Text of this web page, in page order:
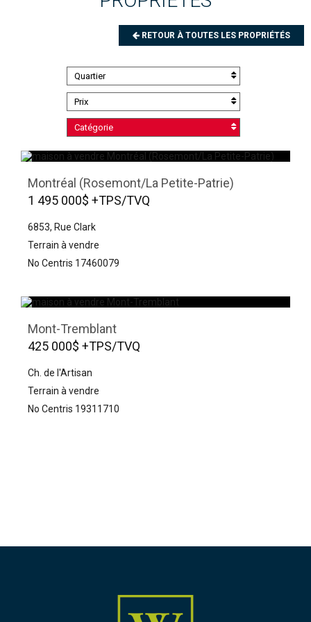
RETOUR À TOUTES LES PROPRIÉTÉS
Quartier
Prix
Catégorie
Montréal (Rosemont/La Petite-Patrie)
1 495 000$ +TPS/TVQ
6853, Rue Clark
Terrain à vendre
No Centris 17460079
Mont-Tremblant
425 000$ +TPS/TVQ
Ch. de l'Artisan
Terrain à vendre
No Centris 19311710